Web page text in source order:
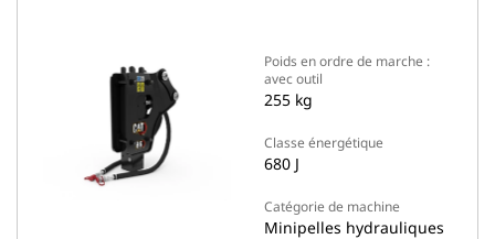
Poids en ordre de marche :
avec outil
255 kg
Classe énergétique
680 J
Catégorie de machine
Minipelles hydrauliques